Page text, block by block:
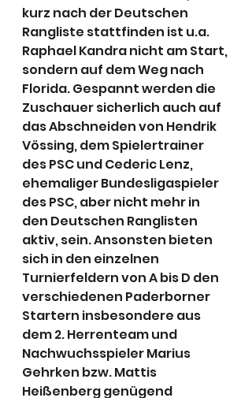
kurz nach der Deutschen
Rangliste stattfinden ist u.a.
Raphael Kandra nicht am Start,
sondern auf dem Weg nach
Florida. Gespannt werden die
Zuschauer sicherlich auch auf
das Abschneiden von Hendrik
Vössing, dem Spielertrainer
des PSC und Cederic Lenz,
ehemaliger Bundesligaspieler
des PSC, aber nicht mehr in
den Deutschen Ranglisten
aktiv, sein. Ansonsten bieten
sich in den einzelnen
Turnierfeldern von A bis D den
verschiedenen Paderborner
Startern insbesondere aus
dem 2. Herrenteam und
Nachwuchsspieler Marius
Gehrken bzw. Mattis
Heißenberg genügend